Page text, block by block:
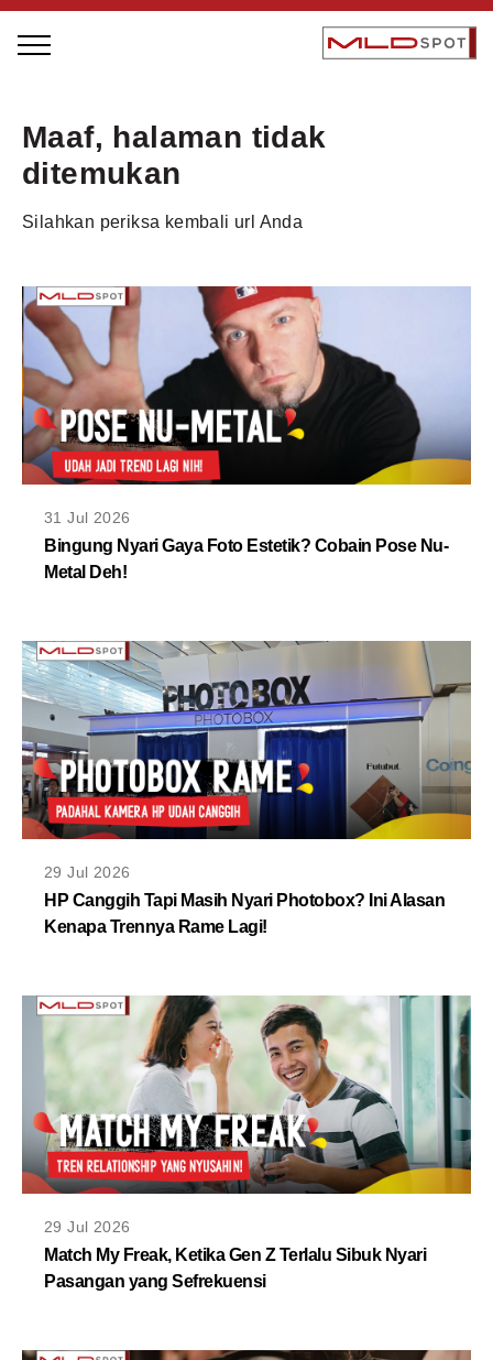
LOCAL GREATNESS
INSPIRING PRODUCTS
INSPIRING COMMUNITIES
TRENDING
EVENTS
MLDPODCAST
VIDEOS
MLDPOINTS
Maaf, halaman tidak
ditemukan
Silahkan periksa kembali url Anda
31 Jul 2026
Bingung Nyari Gaya Foto Estetik? Cobain Pose Nu-
Metal Deh!
29 Jul 2026
HP Canggih Tapi Masih Nyari Photobox? Ini Alasan
Kenapa Trennya Rame Lagi!
29 Jul 2026
Match My Freak, Ketika Gen Z Terlalu Sibuk Nyari
Pasangan yang Sefrekuensi